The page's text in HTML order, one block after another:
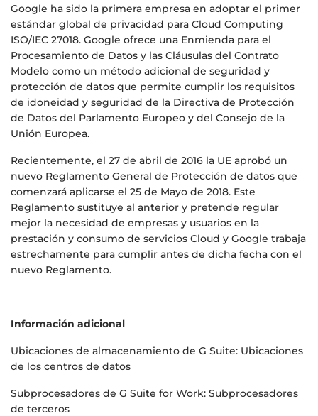
Google ha sido la primera empresa en adoptar el primer
estándar global de privacidad para Cloud Computing
ISO/IEC 27018. Google ofrece una Enmienda para el
Procesamiento de Datos y las Cláusulas del Contrato
Modelo como un método adicional de seguridad y
protección de datos que permite cumplir los requisitos
de idoneidad y seguridad de la Directiva de Protección
de Datos del Parlamento Europeo y del Consejo de la
Unión Europea.
Recientemente, el 27 de abril de 2016 la UE aprobó un
nuevo Reglamento General de Protección de datos que
comenzará aplicarse el 25 de Mayo de 2018. Este
Reglamento sustituye al anterior y pretende regular
mejor la necesidad de empresas y usuarios en la
prestación y consumo de servicios Cloud y Google trabaja
estrechamente para cumplir antes de dicha fecha con el
nuevo Reglamento.
Información adicional
Ubicaciones de almacenamiento de G Suite: Ubicaciones
de los centros de datos
Subprocesadores de G Suite for Work: Subprocesadores
de terceros